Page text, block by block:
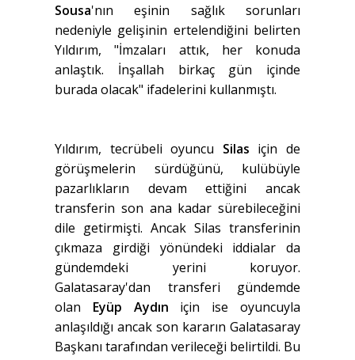
Sousa'nın eşinin sağlık sorunları
nedeniyle gelişinin ertelendiğini belirten
Yıldırım, "İmzaları attık, her konuda
anlaştık. İnşallah birkaç gün içinde
burada olacak" ifadelerini kullanmıştı.
Yıldırım, tecrübeli oyuncu Silas için de
görüşmelerin sürdüğünü, kulübüyle
pazarlıkların devam ettiğini ancak
transferin son ana kadar sürebileceğini
dile getirmişti. Ancak Silas transferinin
çıkmaza girdiği yönündeki iddialar da
gündemdeki yerini koruyor.
Galatasaray'dan transferi gündemde
olan Eyüp Aydın için ise oyuncuyla
anlaşıldığı ancak son kararın Galatasaray
Başkanı tarafından verileceği belirtildi. Bu